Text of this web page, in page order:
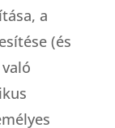
a
(és